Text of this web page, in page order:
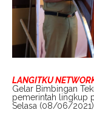
LANGITKU
Gelar Bimbingan
pemerintah lingkup
Selasa (08/06/2021).